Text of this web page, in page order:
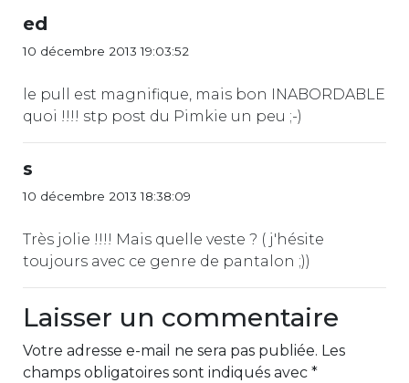
ed
10 décembre 2013 19:03:52
le pull est magnifique, mais bon INABORDABLE
quoi !!!! stp post du Pimkie un peu ;-)
s
10 décembre 2013 18:38:09
Très jolie !!!! Mais quelle veste ? ( j'hésite
toujours avec ce genre de pantalon ;))
Laisser un commentaire
Votre adresse e-mail ne sera pas publiée. Les
champs obligatoires sont indiqués avec *